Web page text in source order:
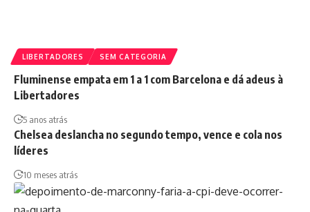
LIBERTADORES SEM CATEGORIA
Fluminense empata em 1 a 1 com Barcelona e dá adeus à
Libertadores
5 anos atrás
Chelsea deslancha no segundo tempo, vence e cola nos
líderes
10 meses atrás